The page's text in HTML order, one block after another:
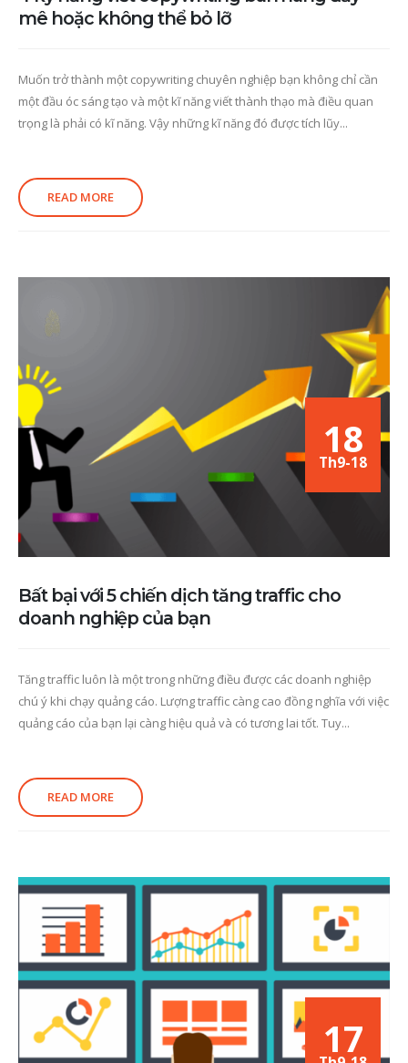
mê hoặc không thể bỏ lỡ
Muốn trở thành một copywriting chuyên nghiệp bạn không chỉ cần
một đầu óc sáng tạo và một kĩ năng viết thành thạo mà điều quan
trọng là phải có kĩ năng. Vậy những kĩ năng đó được tích lũy...
READ MORE
18
Th9-18
Bất bại với 5 chiến dịch tăng traffic cho
doanh nghiệp của bạn
Tăng traffic luôn là một trong những điều được các doanh nghiệp
chú ý khi chạy quảng cáo. Lượng traffic càng cao đồng nghĩa với việc
quảng cáo của bạn lại càng hiệu quả và có tương lai tốt. Tuy...
READ MORE
17